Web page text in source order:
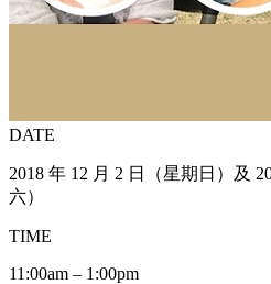
DATE
2018 年 12 月 2 日（星期日）及
六）
TIME
11:00am – 1:00pm